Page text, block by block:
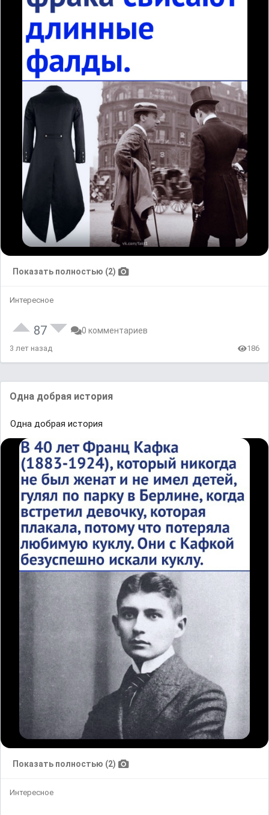
Показать полностью (2)
Интересное
87 0 комментариев
3 лет назад 186
Одна добрая история
Одна добрая история
Показать полностью (2)
Интересное